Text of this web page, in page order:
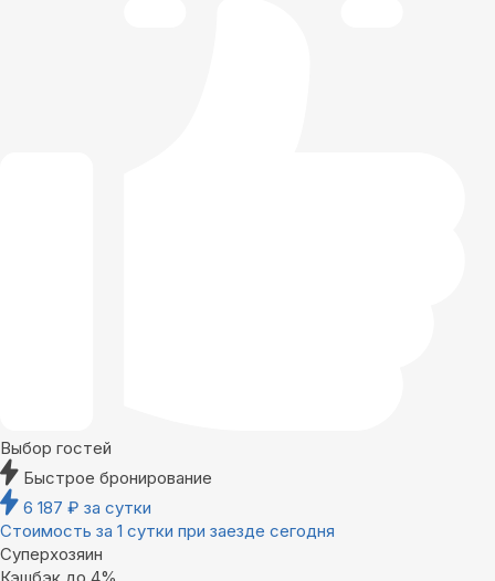
Выбор гостей
Быстрое бронирование
6 187 ₽ за сутки
Стоимость за 1 сутки при заезде сегодня
Суперхозяин